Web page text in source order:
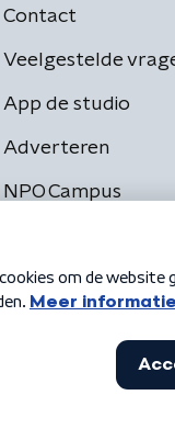
Contact
Veelgestelde
App de studio
Adverteren
NPO Campus